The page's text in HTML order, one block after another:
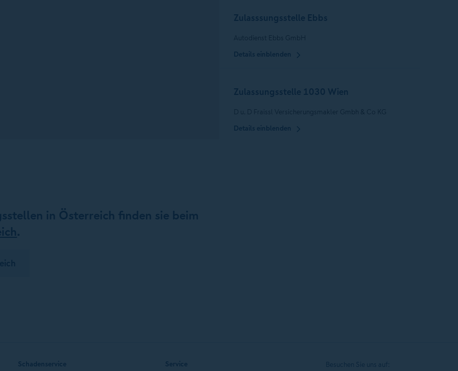
Zulasssungsstelle Ebbs
Autodienst Ebbs GmbH
Details einblenden
Zulassungsstelle 1030 Wien
D u. D Fraissl Versicherungsmakler Gmbh & Co KG
Details einblenden
in Österreich finden sie beim
.
Schadenservice Service Besuchen Sie uns auf: